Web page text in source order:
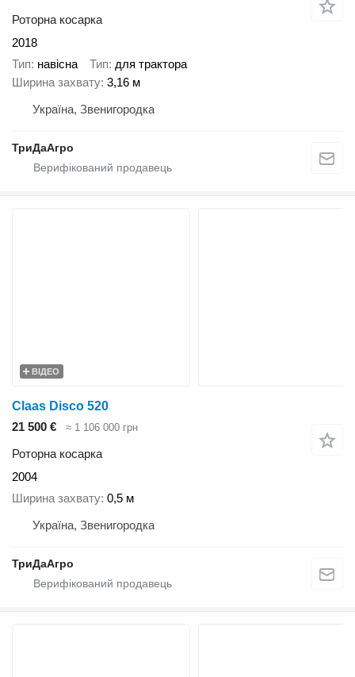
Роторна косарка
2018
Тип навісна Тип для трактора
Ширина захвату 3,16 м
Україна, Звенигородка
ТриДаАгро
ВІДЕО
Claas Disco 520
21 500 €
≈ 1 106 000 грн
Роторна косарка
2004
Ширина захвату 0,5 м
Україна, Звенигородка
ТриДаАгро